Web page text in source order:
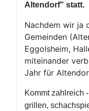
Altendorf" statt.
Nachdem wir ja
Gemeinden
Eggolsheim,
miteinander
Jahr für
Kommt zahlreich
grillen,